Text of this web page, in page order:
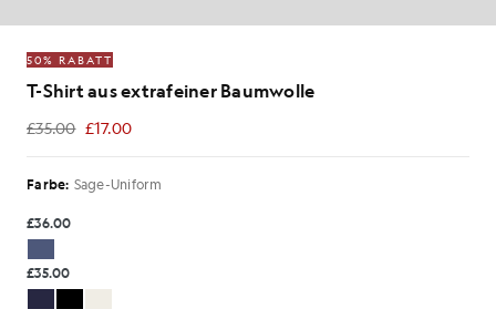
50% RABATT
T-Shirt aus extrafeiner Baumwolle
£35.00 £17.00
£17.00
Farbe: Sage-Uniform
£36.00
£35.00